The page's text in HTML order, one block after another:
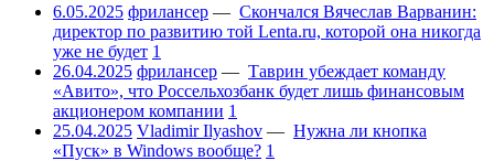
6.05.2025 фрилансер — Скончался Вячеслав Варванин:
директор по развитию той Lenta.ru, которой она никогда
уже не будет 1
26.04.2025 фрилансер — Таврин убеждает команду
«Авито», что Россельхозбанк будет лишь финансовым
акционером компании 1
25.04.2025 Vladimir Ilyashov — Нужна ли кнопка
«Пуск» в Windows вообще? 1